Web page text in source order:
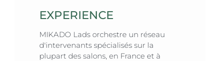
EXPERIENCE
MIKADO Lads orchestre un réseau
d'intervenants spécialisés sur la
plupart des salons, en France et à